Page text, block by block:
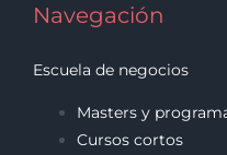
Navegación
Escuela de negocios
Masters y
Cursos cortos